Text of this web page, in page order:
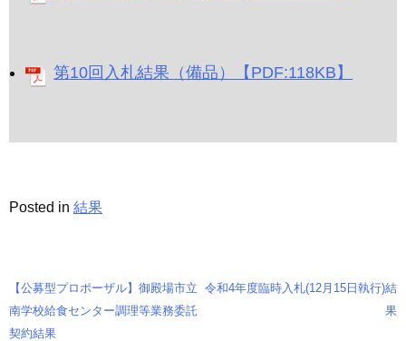
第10回入札結果（備品）【PDF:118KB】
Posted in 結果
投
稿
【公募型プロポーザル】御殿場市立
南学校給食センター調理等業務委託
契約結果
令和4年度臨時入札(12月15日執行)結
果